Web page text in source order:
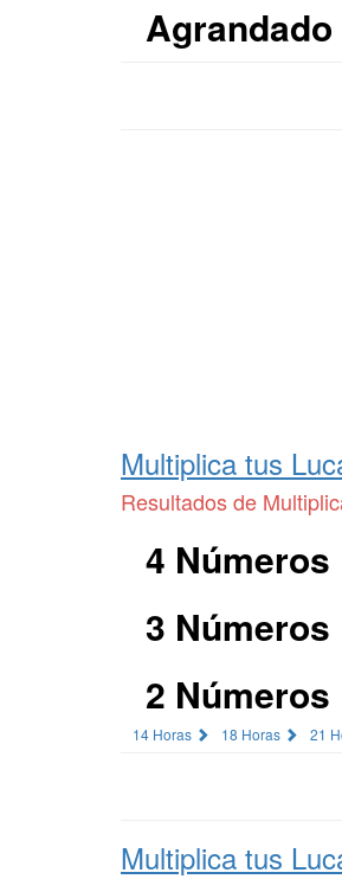
Agrandado
Multiplica tus
Resultados de
4 Números
3 Números
2 Números
14 Horas 18 Horas 21
Multiplica tus